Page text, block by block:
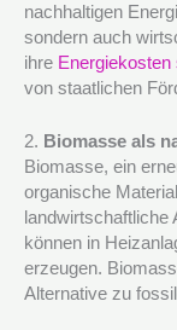
nachhaltigen
sondern auch
ihre Energiekosten
von staatlichen
2. Biomasse als
Biomasse, ein
organische
landwirtschaftliche
können in
erzeugen.
Alternative zu